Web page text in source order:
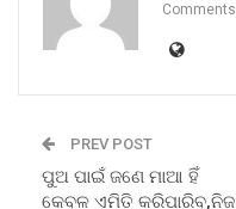
Comments
PREV POST
ପୁଅ ପାଇଁ ଜଣେ ମାଆ ହିଁ
କେବଳ ଏମିତି କରିପାରିବ,ନିଜ